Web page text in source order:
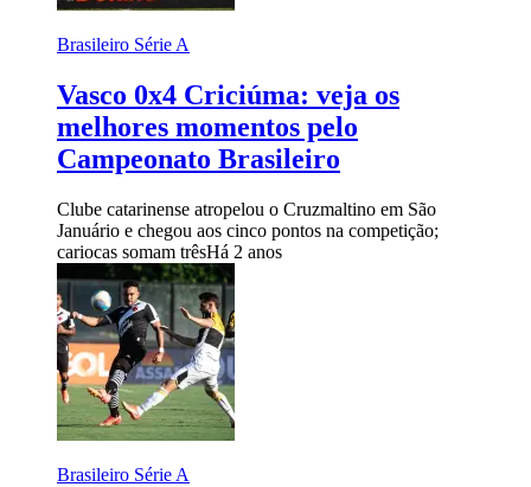
Brasileiro Série A
Vasco 0x4 Criciúma: veja os
melhores momentos pelo
Campeonato Brasileiro
Clube catarinense atropelou o Cruzmaltino em São
Januário e chegou aos cinco pontos na competição;
cariocas somam trêsHá 2 anos
Brasileiro Série A